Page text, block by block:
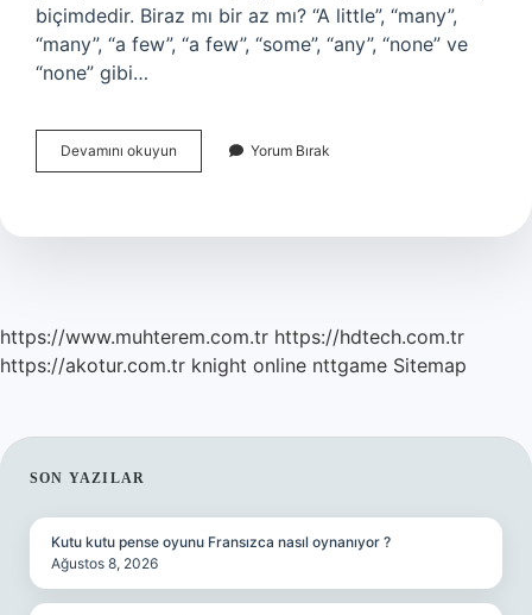
biçimdedir. Biraz mı bir az mı? “A little”, “many”,
“many”, “a few”, “a few”, “some”, “any”, “none” ve
“none” gibi…
Devamını okuyun
Ayri
Yorum Bırak
https://www.muhterem.com.tr https://hdtech.com.tr
https://akotur.com.tr knight online nttgame Sitemap
SIDEBAR
SON YAZILAR
Kutu kutu pense oyunu Fransızca nasıl oynanıyor ?
Ağustos 8, 2026